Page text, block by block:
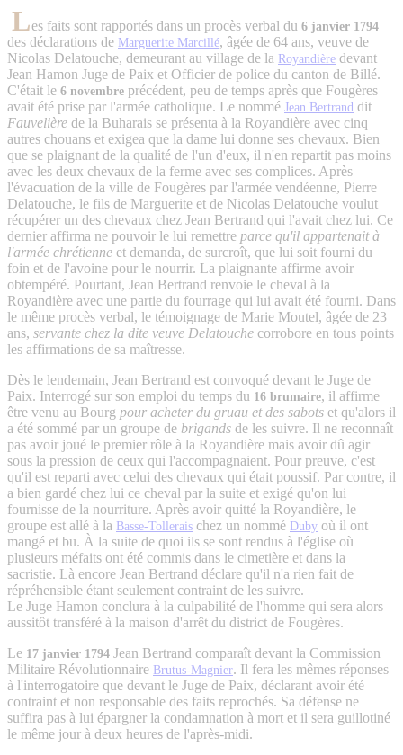
Les faits sont rapportés dans un procès verbal du 6 janvier 1794
des déclarations de Marguerite Marcillé, âgée de 64 ans, veuve de
Nicolas Delatouche, demeurant au village de la Royandière devant
Jean Hamon Juge de Paix et Officier de police du canton de Billé.
C'était le 6 novembre précédent, peu de temps après que Fougères
avait été prise par l'armée catholique. Le nommé Jean Bertrand dit
Fauvelière de la Buharais se présenta à la Royandière avec cinq
autres chouans et exigea que la dame lui donne ses chevaux. Bien
que se plaignant de la qualité de l'un d'eux, il n'en repartit pas moins
avec les deux chevaux de la ferme avec ses complices. Après
l'évacuation de la ville de Fougères par l'armée vendéenne, Pierre
Delatouche, le fils de Marguerite et de Nicolas Delatouche voulut
récupérer un des chevaux chez Jean Bertrand qui l'avait chez lui. Ce
dernier affirma ne pouvoir le lui remettre parce qu'il appartenait à
l'armée chrétienne et demanda, de surcroît, que lui soit fourni du
foin et de l'avoine pour le nourrir. La plaignante affirme avoir
obtempéré. Pourtant, Jean Bertrand renvoie le cheval à la
Royandière avec une partie du fourrage qui lui avait été fourni. Dans
le même procès verbal, le témoignage de Marie Moutel, âgée de 23
ans, servante chez la dite veuve Delatouche corrobore en tous points
les affirmations de sa maîtresse.
Dès le lendemain, Jean Bertrand est convoqué devant le Juge de
Paix. Interrogé sur son emploi du temps du 16 brumaire, il affirme
être venu au Bourg pour acheter du gruau et des sabots et qu'alors il
a été sommé par un groupe de brigands de les suivre. Il ne reconnaît
pas avoir joué le premier rôle à la Royandière mais avoir dû agir
sous la pression de ceux qui l'accompagnaient. Pour preuve, c'est
qu'il est reparti avec celui des chevaux qui était poussif. Par contre, il
a bien gardé chez lui ce cheval par la suite et exigé qu'on lui
fournisse de la nourriture. Après avoir quitté la Royandière, le
groupe est allé à la Basse-Tollerais chez un nommé Duby où il ont
mangé et bu. À la suite de quoi ils se sont rendus à l'église où
plusieurs méfaits ont été commis dans le cimetière et dans la
sacristie. Là encore Jean Bertrand déclare qu'il n'a rien fait de
répréhensible étant seulement contraint de les suivre.
Le Juge Hamon conclura à la culpabilité de l'homme qui sera alors
aussitôt transféré à la maison d'arrêt du district de Fougères.
Le 17 janvier 1794 Jean Bertrand comparaît devant la Commission
Militaire Révolutionnaire Brutus-Magnier. Il fera les mêmes réponses
à l'interrogatoire que devant le Juge de Paix, déclarant avoir été
contraint et non responsable des faits reprochés. Sa défense ne
suffira pas à lui épargner la condamnation à mort et il sera guillotiné
le même jour à deux heures de l'après-midi.